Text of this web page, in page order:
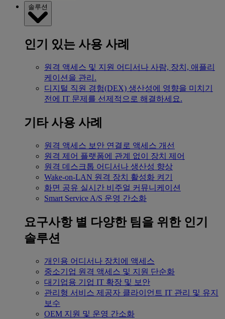
솔루션
인기 있는 사용 사례
원격 액세스 및 지원 어디서나 사람, 장치, 애플리
케이션을 관리.
디지털 직원 경험(DEX) 생산성에 영향을 미치기
전에 IT 문제를 선제적으로 해결하세요.
기타 사용 사례
원격 액세스 보안 연결로 액세스 개선
원격 제어 플랫폼에 관계 없이 장치 제어
원격 데스크톱 어디서나 생산성 향상
Wake-on-LAN 원격 장치 활성화 켜기
화면 공유 실시간 비주얼 커뮤니케이션
Smart Service A/S 운영 간소화
요구사항 별 다양한 팀을 위한 인기
솔루션
개인용 어디서나 장치에 액세스
중소기업 원격 액세스 및 지원 단순화
대기업용 기업 IT 확장 및 보안
관리형 서비스 제공자 클라이언트 IT 관리 및 유지
보수
OEM 지원 및 운영 간소화